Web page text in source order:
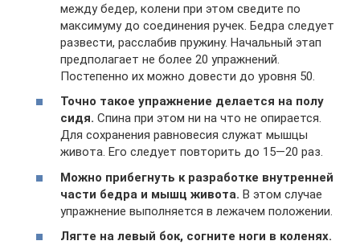
между бедер, колени при этом сведите по
максимуму до соединения ручек. Бедра следует
развести, расслабив пружину. Начальный этап
предполагает не более 20 упражнений.
Постепенно их можно довести до уровня 50.
Точно такое упражнение делается на полу
сидя. Спина при этом ни на что не опирается.
Для сохранения равновесия служат мышцы
живота. Его следует повторить до 15—20 раз.
Можно прибегнуть к разработке внутренней
части бедра и мышц живота. В этом случае
упражнение выполняется в лежачем положении.
Лягте на левый бок, согните ноги в коленях.